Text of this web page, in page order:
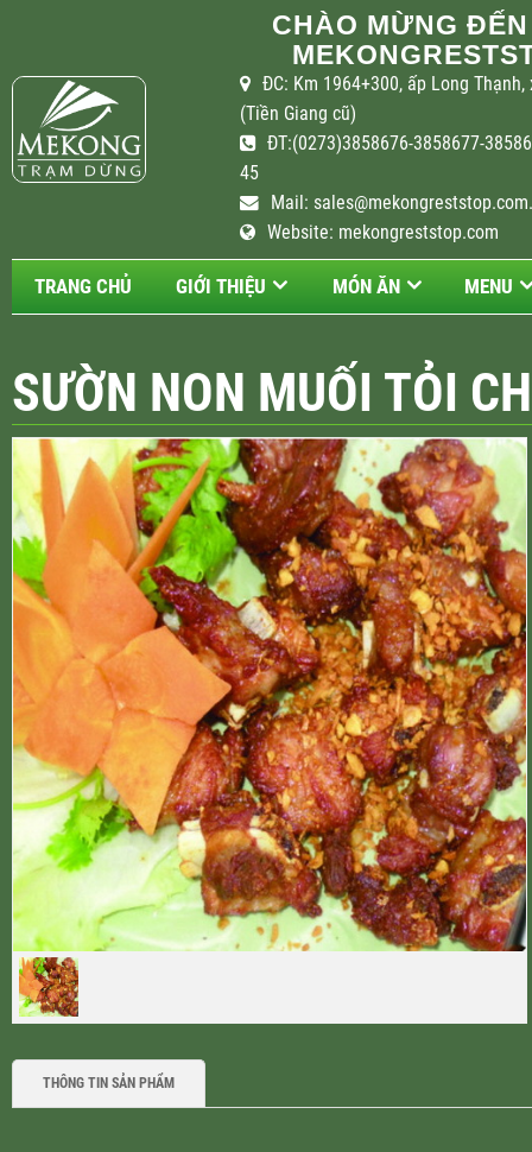
CHÀO MỪNG
ĐC: Km 1964+300, ấp Long
(Tiền Giang cũ)
ĐT:(0273)3858676-3858677-
45
Mail:
Website: mekongreststop.com
TRANG CHỦ GIỚI THIỆU MÓN ĂN MENU
SƯỜN NON MUỐI TỎI
THÔNG TIN SẢN PHẨM